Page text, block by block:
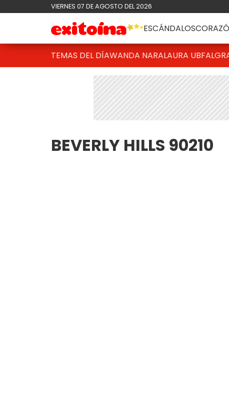
VIERNES 07 DE AGOSTO DEL 2026
ESCÁNDALOS
TEMAS DEL DÍAWANDA NARALAURA UBFAL
BEVERLY HILLS 90210